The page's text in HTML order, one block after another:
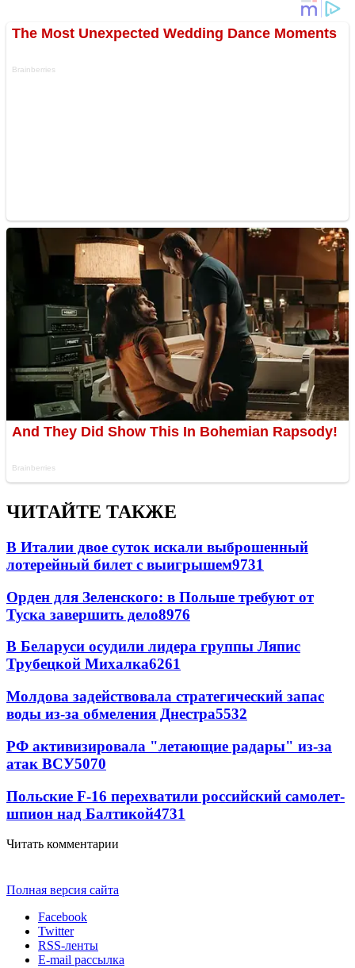
ЧИТАЙТЕ ТАКЖЕ
В Италии двое суток искали выброшенный
лотерейный билет с выигрышем9731
Орден для Зеленского: в Польше требуют от
Туска завершить дело8976
В Беларуси осудили лидера группы Ляпис
Трубецкой Михалка6261
Молдова задействовала стратегический запас
воды из-за обмеления Днестра5532
РФ активизировала "летающие радары" из-за
атак ВСУ5070
Польские F-16 перехватили российский самолет-
шпион над Балтикой4731
Читать комментарии
Полная версия сайта
Facebook
Twitter
RSS-ленты
E-mail рассылка